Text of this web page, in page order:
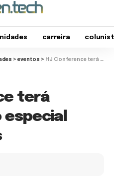
carreira
> eventos > HJ Conference terá programação especial para crianças
terá
especial